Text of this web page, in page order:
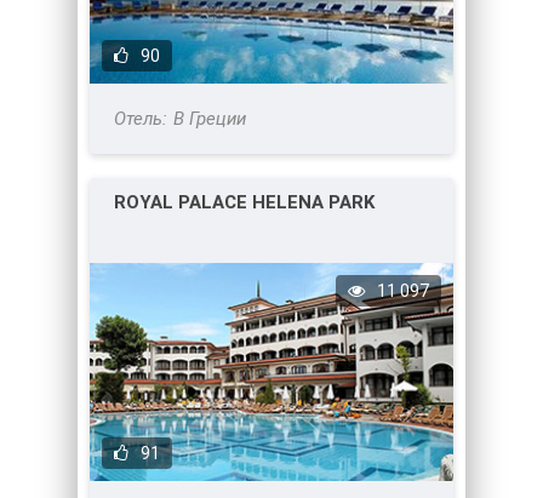
90
В Греции
ROYAL PALACE HELENA PARK
91
11 097